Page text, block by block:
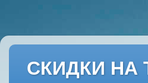
СКИДКИ НА